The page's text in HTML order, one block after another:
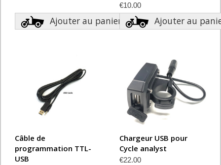
Ajouter au panier
€10.00
Ajouter au
Câble de
programmation TTL-
USB
Chargeur USB pour
Cycle analyst
€22.00